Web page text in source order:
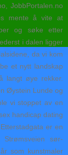
JobbPortalen.no
mente å vite at
og søke etter
i dalen ligger
da vi kom
et nytt landskap
langt øye rekker.
Øystein Lunde og
vi stoppet av en
er en
sør-
som kunstmaler